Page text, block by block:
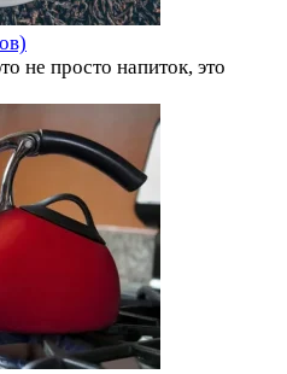
не просто напиток, это